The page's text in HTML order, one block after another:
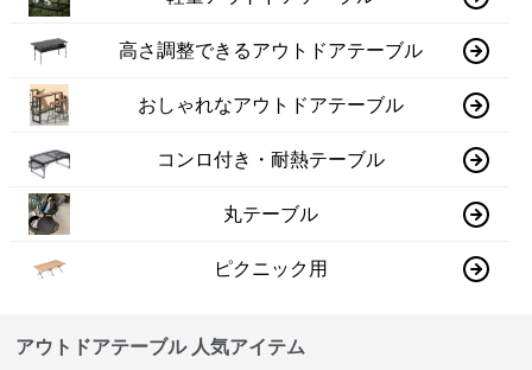
高さ調整できるアウトドアテーブル
おしゃれなアウトドアテーブル
コンロ付き・耐熱テーブル
丸テーブル
ピクニック用
アウトドアテーブル 人気アイテム